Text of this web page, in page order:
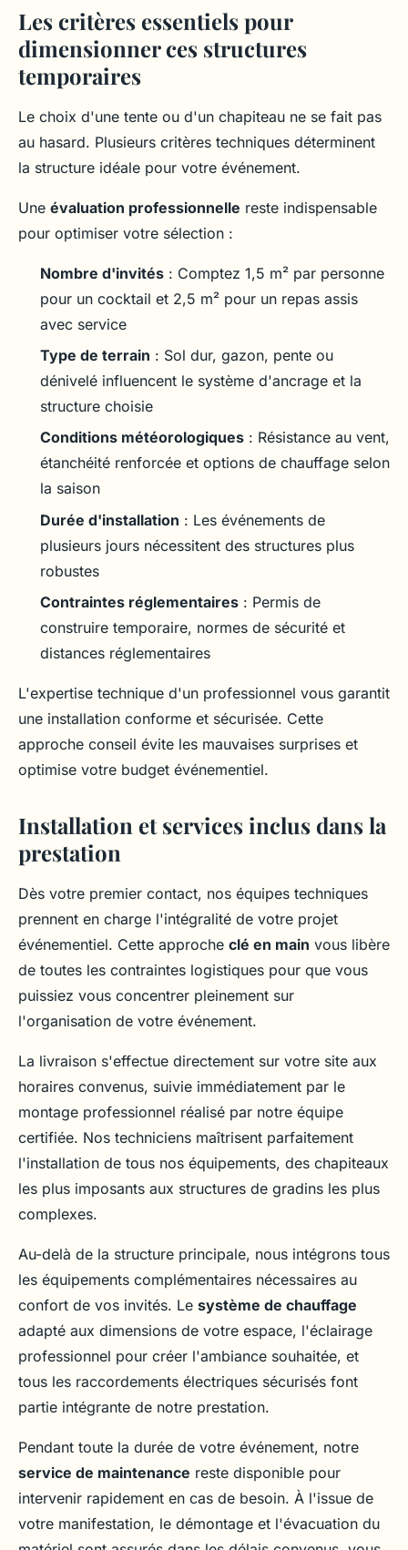
Les critères essentiels pour
dimensionner ces structures
temporaires
Le choix d'une tente ou d'un chapiteau ne se fait pas
au hasard. Plusieurs critères techniques déterminent
la structure idéale pour votre événement.
Une évaluation professionnelle reste indispensable
pour optimiser votre sélection :
Nombre d'invités : Comptez 1,5 m² par personne
pour un cocktail et 2,5 m² pour un repas assis
avec service
Type de terrain : Sol dur, gazon, pente ou
dénivelé influencent le système d'ancrage et la
structure choisie
Conditions météorologiques : Résistance au vent,
étanchéité renforcée et options de chauffage selon
la saison
Durée d'installation : Les événements de
plusieurs jours nécessitent des structures plus
robustes
Contraintes réglementaires : Permis de
construire temporaire, normes de sécurité et
distances réglementaires
L'expertise technique d'un professionnel vous garantit
une installation conforme et sécurisée. Cette
approche conseil évite les mauvaises surprises et
optimise votre budget événementiel.
Installation et services inclus dans la
prestation
Dès votre premier contact, nos équipes techniques
prennent en charge l'intégralité de votre projet
événementiel. Cette approche clé en main vous libère
de toutes les contraintes logistiques pour que vous
puissiez vous concentrer pleinement sur
l'organisation de votre événement.
La livraison s'effectue directement sur votre site aux
horaires convenus, suivie immédiatement par le
montage professionnel réalisé par notre équipe
certifiée. Nos techniciens maîtrisent parfaitement
l'installation de tous nos équipements, des chapiteaux
les plus imposants aux structures de gradins les plus
complexes.
Au-delà de la structure principale, nous intégrons tous
les équipements complémentaires nécessaires au
confort de vos invités. Le système de chauffage
adapté aux dimensions de votre espace, l'éclairage
professionnel pour créer l'ambiance souhaitée, et
tous les raccordements électriques sécurisés font
partie intégrante de notre prestation.
Pendant toute la durée de votre événement, notre
service de maintenance reste disponible pour
intervenir rapidement en cas de besoin. À l'issue de
votre manifestation, le démontage et l'évacuation du